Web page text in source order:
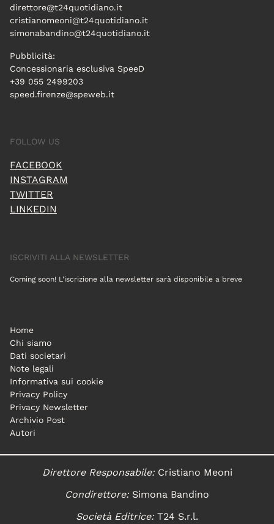
direttore@t24quotidiano.it
cristianomeoni@t24quotidiano.it
simonabandino@t24quotidiano.it
Pubblicità:
Concessionaria esclusiva SpeeD
+39 055 2499203
speed.firenze@speweb.it
FOLLOW US
FACEBOOK
INSTAGRAM
TWITTER
LINKEDIN
ISCRIVITI ALLA NEWSLETTER
Coming soon! L'iscrizione alla newsletter sarà disponibile a breve
Home
Chi siamo
Dati societari
Note legali
Informativa sui cookie
Privacy Policy
Privacy Newsletter
Archivio Post
Autori
Direttore Responsabile:Cristiano Meoni
Condirettore:Simona Bandino
Società Editrice:T24 S.r.l.